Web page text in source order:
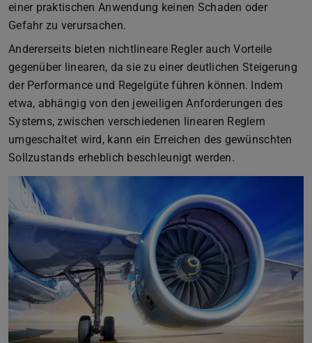
einer praktischen Anwendung keinen Schaden oder
Gefahr zu verursachen.
Andererseits bieten nichtlineare Regler auch Vorteile
gegenüber linearen, da sie zu einer deutlichen Steigerung
der Performance und Regelgüte führen können. Indem
etwa, abhängig von den jeweiligen Anforderungen des
Systems, zwischen verschiedenen linearen Reglern
umgeschaltet wird, kann ein Erreichen des gewünschten
Sollzustands erheblich beschleunigt werden.